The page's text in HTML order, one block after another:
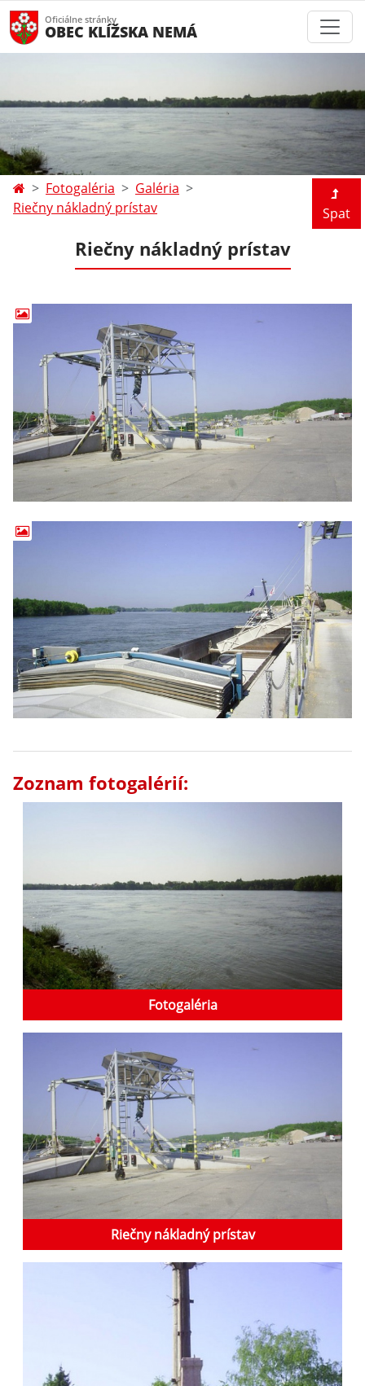
Oficiálne stránky
OBEC KLÍŽSKA NEMÁ
Fotogaléria
Galéria
Riečny nákladný prístav
Spat
Riečny nákladný prístav
Zoznam fotogalérií:
Fotogaléria
Riečny nákladný prístav